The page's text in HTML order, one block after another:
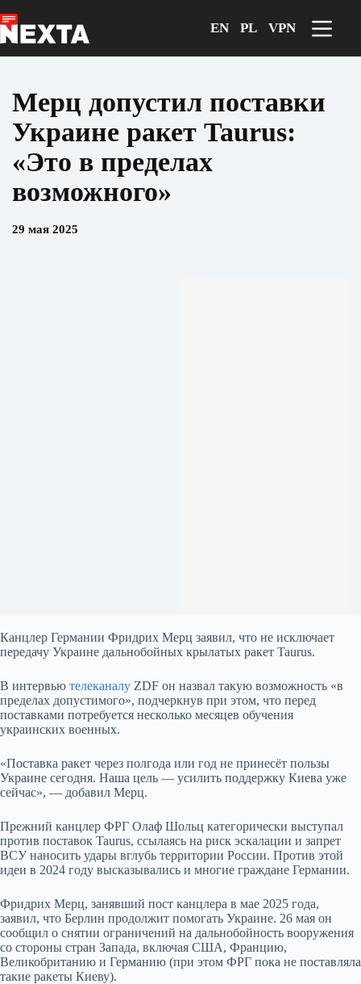
к
сути
EN PL VPN
Мерц допустил поставки
Украине ракет Taurus:
«Это в пределах
возможного»
29 мая 2025
Канцлер Германии Фридрих Мерц заявил, что не исключает
передачу Украине дальнобойных крылатых ракет Taurus.
В интервью телеканалу ZDF он назвал такую возможность «в
пределах допустимого», подчеркнув при этом, что перед
поставками потребуется несколько месяцев обучения
украинских военных.
«Поставка ракет через полгода или год не принесёт пользы
Украине сегодня. Наша цель — усилить поддержку Киева уже
сейчас», — добавил Мерц.
Прежний канцлер ФРГ Олаф Шольц категорически выступал
против поставок Taurus, ссылаясь на риск эскалации и запрет
ВСУ наносить удары вглубь территории России. Против этой
идеи в 2024 году высказывались и многие граждане Германии.
Фридрих Мерц, занявший пост канцлера в мае 2025 года,
заявил, что Берлин продолжит помогать Украине. 26 мая он
сообщил о снятии ограничений на дальнобойность вооружения
со стороны стран Запада, включая США, Францию,
Великобританию и Германию (при этом ФРГ пока не поставляла
такие ракеты Киеву).